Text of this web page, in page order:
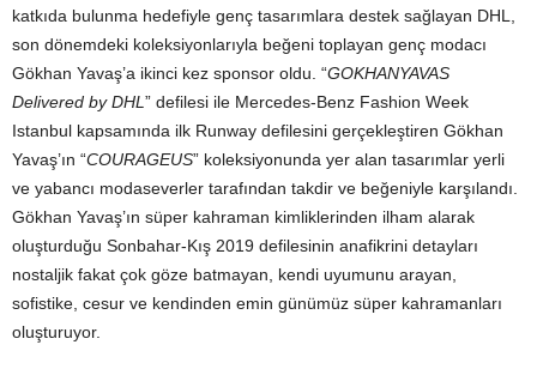
katkıda bulunma hedefiyle genç tasarımlara destek sağlayan DHL,
son dönemdeki koleksiyonlarıyla beğeni toplayan genç modacı
Gökhan Yavaş’a ikinci kez sponsor oldu. “GOKHANYAVAS
Delivered by DHL ” defilesi ile Mercedes-Benz Fashion Week
Istanbul kapsamında ilk Runway defilesini gerçekleştiren Gökhan
Yavaş’ın “COURAGEUS” koleksiyonunda yer alan tasarımlar yerli
ve yabancı modaseverler tarafından takdir ve beğeniyle karşılandı.
Gökhan Yavaş’ın süper kahraman kimliklerinden ilham alarak
oluşturduğu Sonbahar-Kış 2019 defilesinin anafikrini detayları
nostaljik fakat çok göze batmayan, kendi uyumunu arayan,
sofistike, cesur ve kendinden emin günümüz süper kahramanları
oluşturuyor.